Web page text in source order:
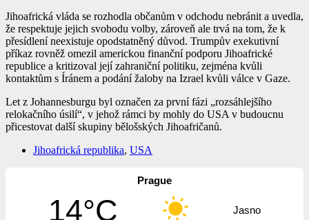
Jihoafrická vláda se rozhodla občanům v odchodu nebránit a uvedla,
že respektuje jejich svobodu volby, zároveň ale trvá na tom, že k
přesídlení neexistuje opodstatněný důvod. Trumpův exekutivní
příkaz rovněž omezil americkou finanční podporu Jihoafrické
republice a kritizoval její zahraniční politiku, zejména kvůli
kontaktům s Íránem a podání žaloby na Izrael kvůli válce v Gaze.
Let z Johannesburgu byl označen za první fázi „rozsáhlejšího
relokačního úsilí“, v jehož rámci by mohly do USA v budoucnu
přicestovat další skupiny bělošských Jihoafričanů.
Jihoafrická republika, USA
Prague
14°C Jasno